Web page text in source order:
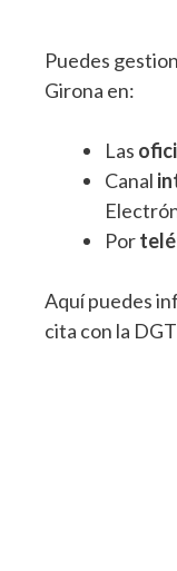
Puedes
Girona en:
Las
Canal
Por
Aquí puedes
cita con la